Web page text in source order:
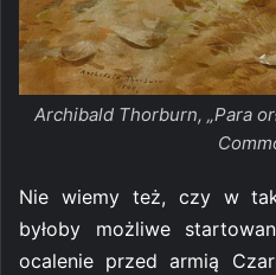
Archibald Thorburn, „Para
Nie wiemy też, czy w
byłoby możliwe
ocalenie przed armią